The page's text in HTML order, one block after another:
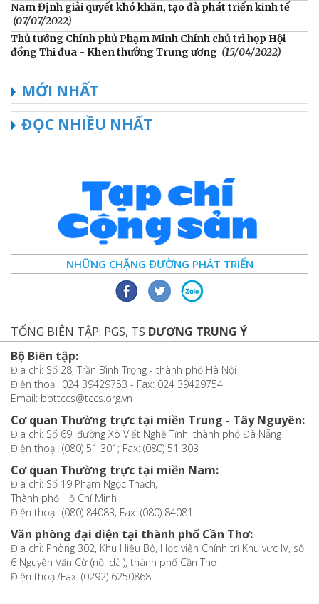
Nam Định giải quyết khó khăn, tạo đà phát triển kinh tế
(07/07/2022)
Thủ tướng Chính phủ Phạm Minh Chính chủ trì họp Hội
đồng Thi đua - Khen thưởng Trung ương (15/04/2022)
MỚI NHẤT
ĐỌC NHIỀU NHẤT
NHỮNG CHẶNG ĐƯỜNG PHÁT TRIỂN
TỔNG BIÊN TẬP: PGS, TS DƯƠNG TRUNG Ý
Bộ Biên tập:
Địa chỉ: Số 28, Trần Bình Trọng - thành phố Hà Nội
Điện thoại: 024 39429753 - Fax: 024 39429754
Email: bbttccs@tccs.org.vn
Cơ quan Thường trực tại miền Trung - Tây Nguyên:
Địa chỉ: Số 69, đường Xô Viết Nghệ Tĩnh, thành phố Đà Nẵng
Điện thoại: (080) 51 301; Fax: (080) 51 303
Cơ quan Thường trực tại miền Nam:
Địa chỉ: Số 19 Phạm Ngọc Thạch,
Thành phố Hồ Chí Minh
Điện thoại: (080) 84083; Fax: (080) 84081
Văn phòng đại diện tại thành phố Cần Thơ:
Địa chỉ: Phòng 302, Khu Hiệu Bộ, Học viện Chính trị Khu vực IV, số
6 Nguyễn Văn Cừ (nối dài), thành phố Cần Thơ
Điện thoại/Fax: (0292) 6250868